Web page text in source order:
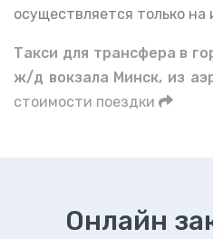
осуществляется только на
Такси для трансфера в
ж/д вокзала Минск, из
стоимости поездки
Онлайн